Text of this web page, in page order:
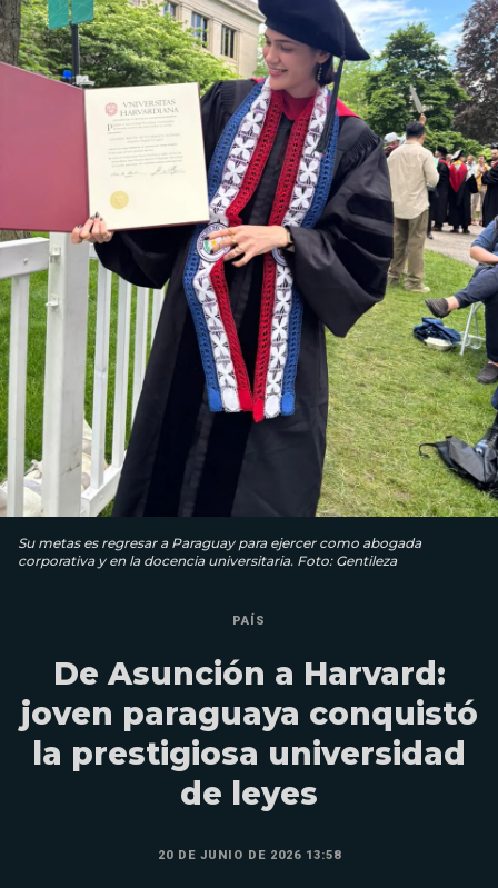
Su metas es regresar a Paraguay para ejercer como abogada
corporativa y en la docencia universitaria. Foto: Gentileza
PAÍS
De Asunción a Harvard:
joven paraguaya conquistó
la prestigiosa universidad
de leyes
20 DE JUNIO DE 2026 13:58